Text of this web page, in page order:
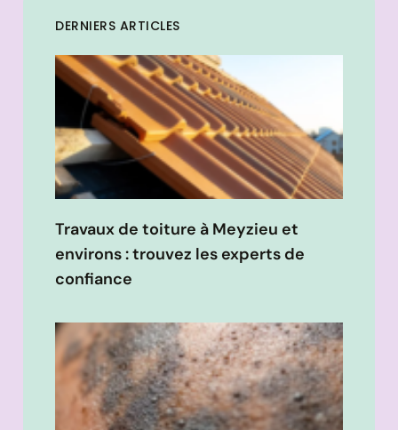
DERNIERS ARTICLES
Travaux de toiture à Meyzieu et
environs : trouvez les experts de
confiance